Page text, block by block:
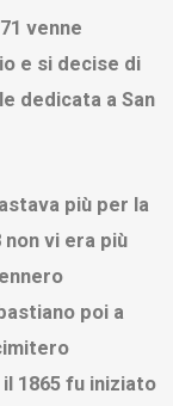
venne
e si decise di
dedicata a San
più per la
non vi era più
poi a
1865 fu iniziato